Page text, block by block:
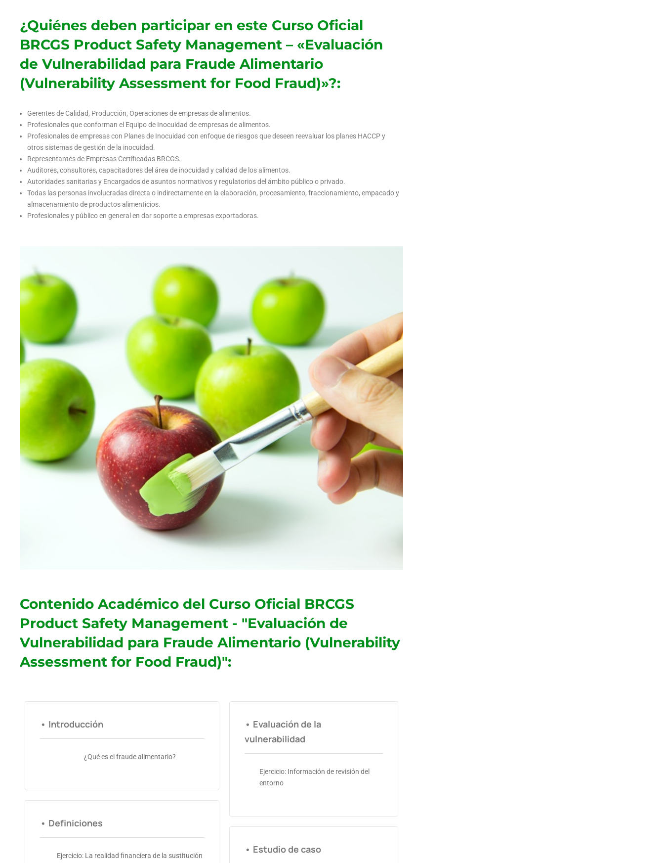
¿Quiénes deben participar en este Curso Oficial
BRCGS Product Safety Management – «Evaluación
de Vulnerabilidad para Fraude Alimentario
(Vulnerability Assessment for Food Fraud)»?:
Gerentes de Calidad, Producción, Operaciones de empresas de alimentos.
Profesionales que conforman el Equipo de Inocuidad de empresas de alimentos.
Profesionales de empresas con Planes de Inocuidad con enfoque de riesgos que deseen reevaluar los planes HACCP y
otros sistemas de gestión de la inocuidad.
Representantes de Empresas Certificadas BRCGS.
Auditores, consultores, capacitadores del área de inocuidad y calidad de los alimentos.
Autoridades sanitarias y Encargados de asuntos normativos y regulatorios del ámbito público o privado.
Todas las personas involucradas directa o indirectamente en la elaboración, procesamiento, fraccionamiento, empacado y
almacenamiento de productos alimenticios.
Profesionales y público en general en dar soporte a empresas exportadoras.
Contenido Académico del Curso Oficial BRCGS
Product Safety Management - "Evaluación de
Vulnerabilidad para Fraude Alimentario (Vulnerability
Assessment for Food Fraud)":
• Introducción
¿Qué es el fraude alimentario?
• Definiciones
Ejercicio: La realidad financiera de la sustitución
• Evaluación de la
vulnerabilidad
Ejercicio: Información de revisión del
entorno
• Estudio de caso